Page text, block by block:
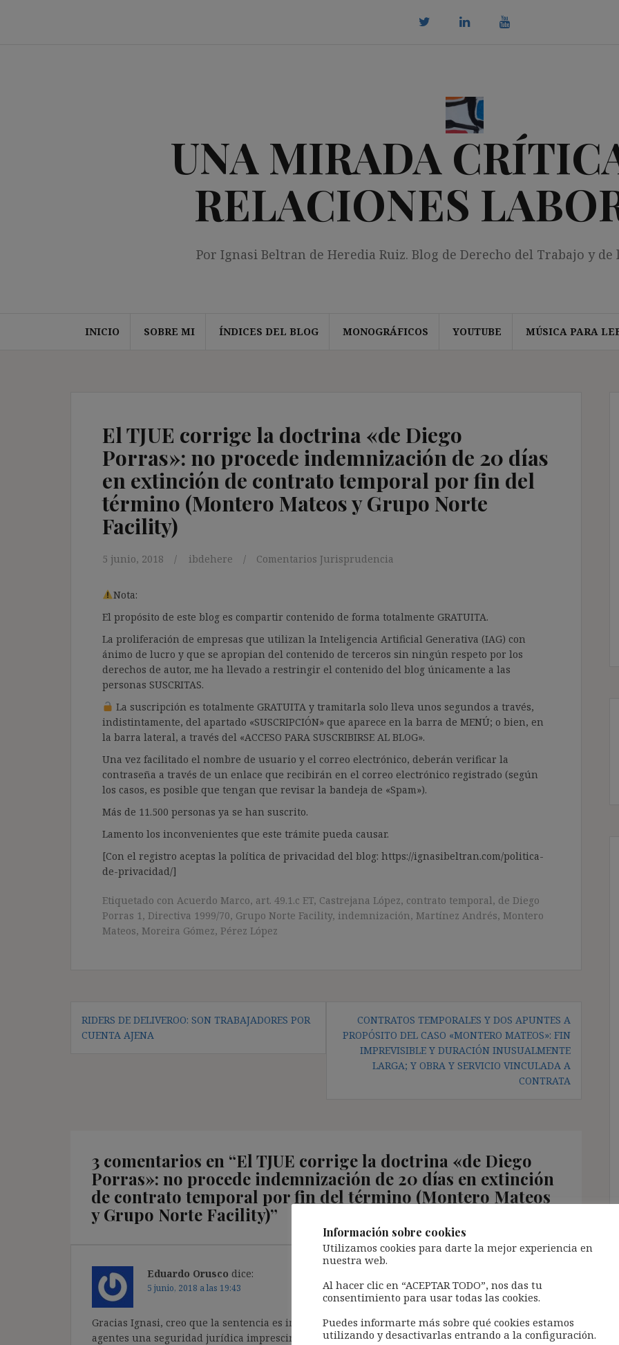
UNA MIRADA
RELACIONES
Por Ignasi Beltran de Heredia Ruiz. Blog de Derecho del Trabajo y de
INICIO SOBRE MI ÍNDICES DEL BLOG MONOGRÁFICOS YOUTUBE MÚSICA PARA
El TJUE corrige la doctrina «de Diego
Porras»: no procede indemnización de 20 días
en extinción de contrato temporal por fin del
término (Montero Mateos y Grupo Norte
Facility)
5 junio, 2018 ibdehere Comentarios Jurisprudencia
Nota:
El propósito de este blog es compartir contenido de forma totalmente GRATUITA.
La proliferación de empresas que utilizan la Inteligencia Artificial Generativa (IAG) con
ánimo de lucro y que se apropian del contenido de terceros sin ningún respeto por los
derechos de autor, me ha llevado a restringir el contenido del blog únicamente a las
personas SUSCRITAS.
La suscripción es totalmente GRATUITA y tramitarla solo lleva unos segundos a través,
indistintamente, del apartado «SUSCRIPCIÓN» que aparece en la barra de MENÚ; o bien, en
la barra lateral, a través del «ACCESO PARA SUSCRIBIRSE AL BLOG».
Una vez facilitado el nombre de usuario y el correo electrónico, deberán verificar la
contraseña a través de un enlace que recibirán en el correo electrónico registrado (según
los casos, es posible que tengan que revisar la bandeja de «Spam»).
Más de 11.500 personas ya se han suscrito.
Lamento los inconvenientes que este trámite pueda causar.
[Con el registro aceptas la política de privacidad del blog: https://ignasibeltran.com/politica-
de-privacidad/]
Etiquetado con Acuerdo Marco, art. 49.1.c ET, Castrejana López, contrato temporal, de Diego
Porras 1 , Directiva 1999/70, Grupo Norte Facility, indemnización, Martínez Andrés, Montero
Mateos, Moreira Gómez, Pérez López
de
entradas
RIDERS DE DELIVEROO: SON TRABAJADORES POR
CUENTA AJENA
CONTRATOS TEMPORALES Y DOS APUNTES A
PROPÓSITO DEL CASO «MONTERO MATEOS»: FIN
IMPREVISIBLE Y DURACIÓN INUSUALMENTE
LARGA; Y OBRA Y SERVICIO VINCULADA A
CONTRATA
3 comentarios en “El TJUE corrige la doctrina «de Diego
Porras»: no procede indemnización de 20 días en extinción
de contrato temporal por fin del término (Montero Mateos
y Grupo Norte Facility)”
Eduardo Orusco dice:
5 junio, 2018 a las 19:43
Gracias Ignasi, creo que la sentencia es impecable jurídicamente hablando y nos aporta a los
agentes una seguridad jurídica imprescindible.
Información sobre cookies
Utilizamos cookies para darte la mejor experiencia en
nuestra web.
Al hacer clic en “ACEPTAR TODO”, nos das tu
consentimiento para usar todas las cookies.
Puedes informarte más sobre qué cookies estamos
utilizando y desactivarlas entrando a la configuración.